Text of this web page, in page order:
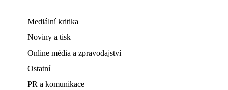
Mediální kritika
Noviny a tisk
Online média a zpravodajství
Ostatní
PR a komunikace